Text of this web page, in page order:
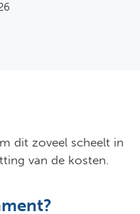
dit zoveel scheelt in
van de kosten.